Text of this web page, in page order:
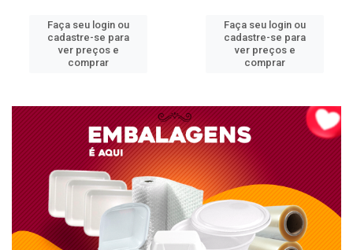
Faça seu login ou
cadastre-se para
ver preços e
comprar
Faça seu login ou
cadastre-se para
ver preços e
comprar